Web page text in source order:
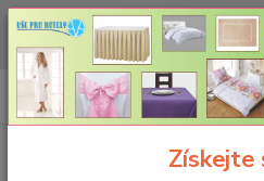
CHCETE NAKOUPIT VĚTŠÍ
CENU?
CZK
+420 773 794 023
Pondělí-pátek 9-16 hodin
Získejte